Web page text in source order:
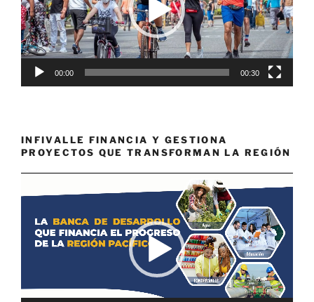
00:00 00:30
INFIVALLE FINANCIA Y GESTIONA
PROYECTOS QUE TRANSFORMAN LA REGIÓN
de